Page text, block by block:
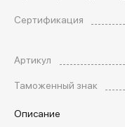
Сертификация
Артикул
Таможенный знак
Описание